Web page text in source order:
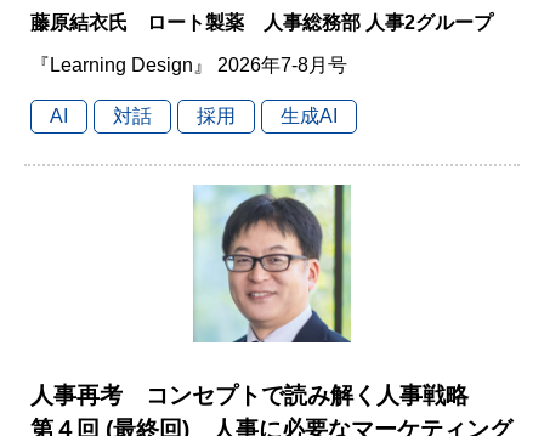
藤原結衣氏 ロート製薬 人事総務部 人事2グループ
『Learning Design』 2026年7-8月号
AI 対話 採用 生成AI
人事再考 コンセプトで読み解く人事戦略
第４回 (最終回) 人事に必要なマーケティング